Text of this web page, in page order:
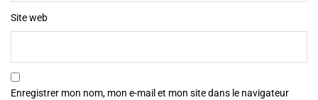
Site web
Enregistrer mon nom, mon e-mail et mon site dans le navigateur